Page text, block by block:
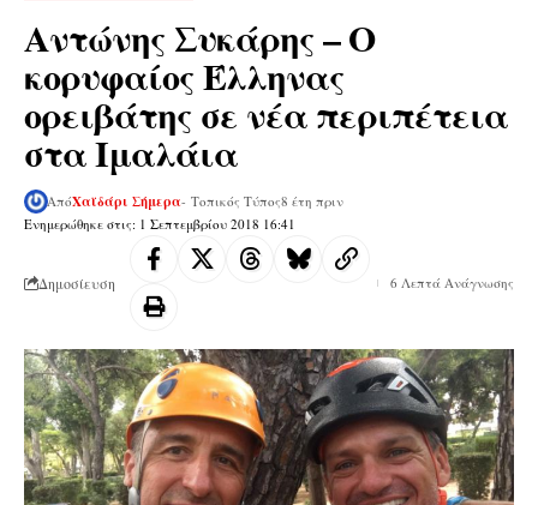
Αντώνης Συκάρης – Ο
κορυφαίος Έλληνας
ορειβάτης σε νέα περιπέτεια
στα Ιμαλάια
Ενημερώθηκε στις: 1 Σεπτεμβρίου 2018 16:41
ΑπόΧαϊδάρι Σήμερα- Τοπικός Τύπος8 έτη πριν
Δημοσίευση 6 Λεπτά Ανάγνωσης